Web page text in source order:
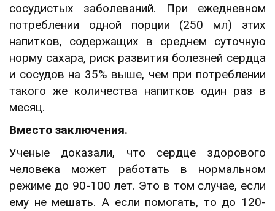
сосудистых заболеваний. При ежедневном
потреблении одной порции (250 мл) этих
напитков, содержащих в среднем суточную
норму сахара, риск развития болезней сердца
и сосудов на 35% выше, чем при потреблении
такого же количества напитков один раз в
месяц.
Вместо заключения.
Ученые доказали, что сердце здорового
человека может работать в нормальном
режиме до 90-100 лет. Это в том случае, если
ему не мешать. А если помогать, то до 120-